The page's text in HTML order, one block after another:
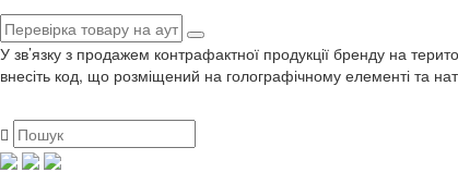
У зв’язку з продажем контрафактної продукції бренду на
внесіть код, що розміщений на голографічному елементі та